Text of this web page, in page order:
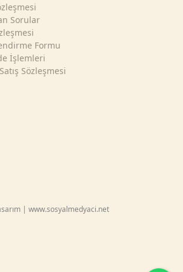
Sorular
Formu
İşlemleri
Sözleşmesi
| www.sosyalmedyaci.net